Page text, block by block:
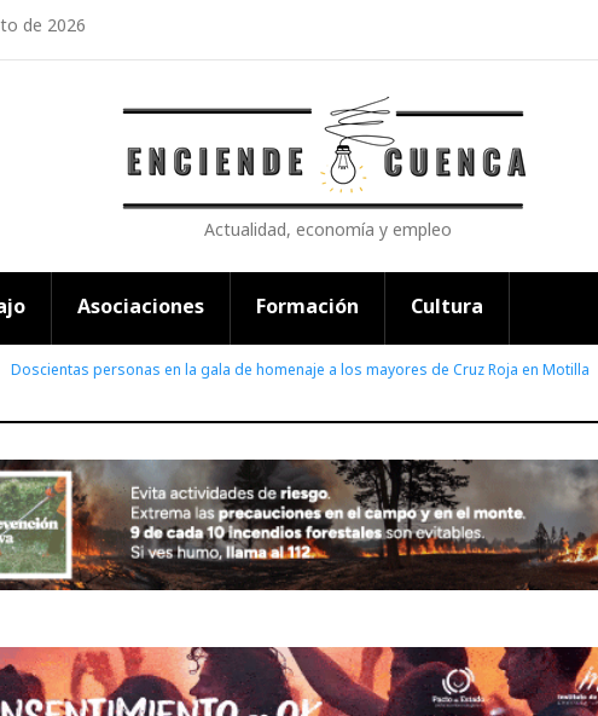
de 2026
Actualidad, economía y empleo
Asociaciones Formación Cultura
Doscientas personas en la gala de homenaje a los mayores de Cruz Roja en Motilla